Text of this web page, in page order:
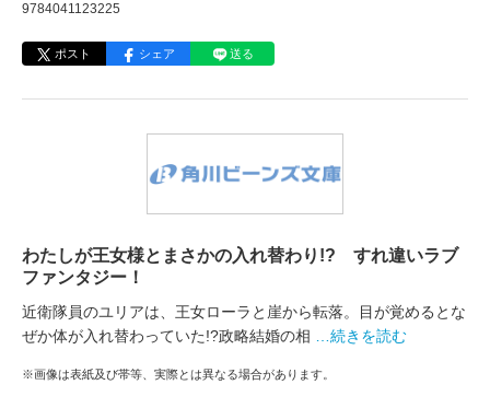
9784041123225
ポスト シェア 送る
わたしが王女様とまさかの入れ替わり!? すれ違いラブ
ファンタジー！
近衛隊員のユリアは、王女ローラと崖から転落。目が覚めるとな
ぜか体が入れ替わっていた!?政略結婚の相
…続きを読む
※画像は表紙及び帯等、実際とは異なる場合があります。